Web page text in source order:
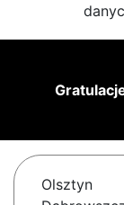
Olsztyn